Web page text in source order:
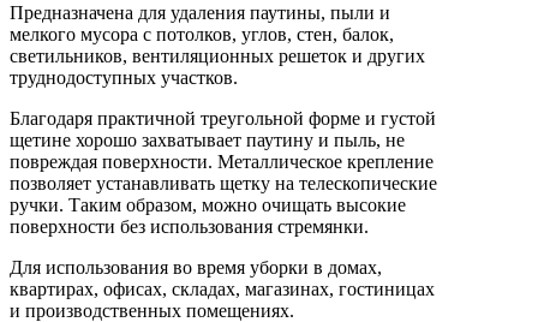
Предназначена для удаления паутины, пыли и
мелкого мусора с потолков, углов, стен, балок,
светильников, вентиляционных решеток и других
труднодоступных участков.
Благодаря практичной треугольной форме и густой
щетине хорошо захватывает паутину и пыль, не
повреждая поверхности. Металлическое крепление
позволяет устанавливать щетку на телескопические
ручки. Таким образом, можно очищать высокие
поверхности без использования стремянки.
Для использования во время уборки в домах,
квартирах, офисах, складах, магазинах, гостиницах
и производственных помещениях.